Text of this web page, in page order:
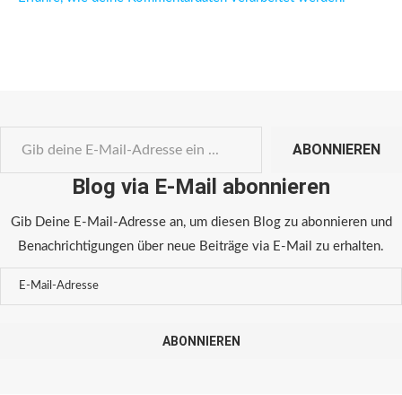
ABONNIEREN
Blog via E-Mail abonnieren
Gib Deine E-Mail-Adresse an, um diesen Blog zu abonnieren und
Benachrichtigungen über neue Beiträge via E-Mail zu erhalten.
ABONNIEREN